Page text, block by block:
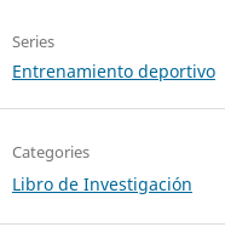
Series
Entrenamiento deportivo
Categories
Libro de Investigación